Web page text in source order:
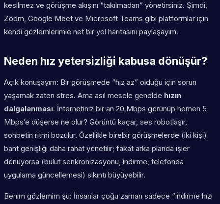
kesilmez ve görüşme akışını “takılmadan” yönetirsiniz. Şimdi,
Zoom, Google Meet ve Microsoft Teams gibi platformlar için
kendi gözlemlerimle net bir yol haritasını paylaşayım.
Neden hız yetersizliği kabusa dönüşür?
Açık konuşayım: Bir görüşmede “hız az” olduğu için sorun
yaşamak zaten stres. Ama asıl mesele genelde hızın
dalgalanması. İnternetiniz bir an 20 Mbps görünüp hemen 5
Mbps’e düşerse ne olur? Görüntü kaçar, ses robotlaşır,
sohbetin ritmi bozulur. Özellikle birebir görüşmelerde (iki kişi)
bant genişliği daha rahat yönetilir; fakat arka planda işler
dönüyorsa (bulut senkronizasyonu, indirme, telefonda
uygulama güncellemesi) sıkıntı büyüyebilir.
Benim gözlemim şu: İnsanlar çoğu zaman sadece “indirme hızı